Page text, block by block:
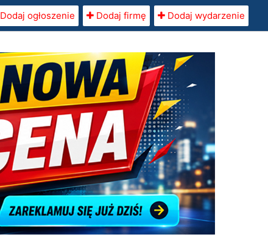
Dodaj ogłoszenie Dodaj firmę Dodaj wydarzenie